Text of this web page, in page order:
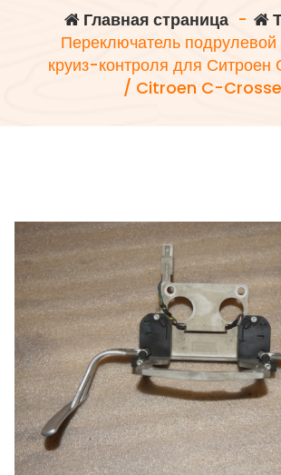
Главная страница-
Переключатель подрулевой
круиз-контроля для Ситроен
/ Citroen C-